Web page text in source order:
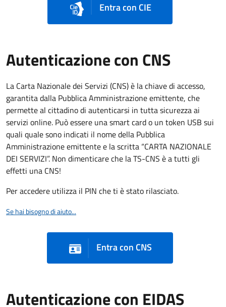
Entra con CIE
Autenticazione con CNS
La Carta Nazionale dei Servizi (CNS) è la chiave di accesso,
garantita dalla Pubblica Amministrazione emittente, che
permette al cittadino di autenticarsi in tutta sicurezza ai
servizi online. Può essere una smart card o un token USB sui
quali quale sono indicati il nome della Pubblica
Amministrazione emittente e la scritta “CARTA NAZIONALE
DEI SERVIZI”. Non dimenticare che la TS-CNS è a tutti gli
effetti una CNS!
Per accedere utilizza il PIN che ti è stato rilasciato.
Se hai bisogno di aiuto...
Entra con CNS
Autenticazione con EIDAS